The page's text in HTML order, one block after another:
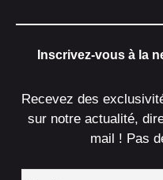
Inscrivez-vous à la
Recevez des
sur notre actualité,
mail ! Pas